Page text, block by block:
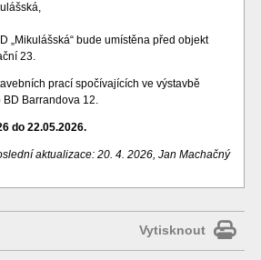
„Mikulášská“ bude umístěna před objekt
23.
prací spočívajících ve výstavbě
Barrandova 12.
do 22.05.2026.
aktualizace: 20. 4. 2026, Jan Machačný
Vytisknout